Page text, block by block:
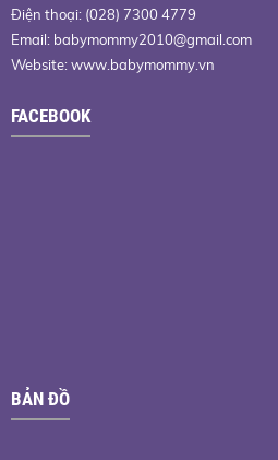
Điện thoại: (028) 7300 4779
Email: babymommy2010@gmail.com
Website: www.babymommy.vn
FACEBOOK
BẢN ĐỒ